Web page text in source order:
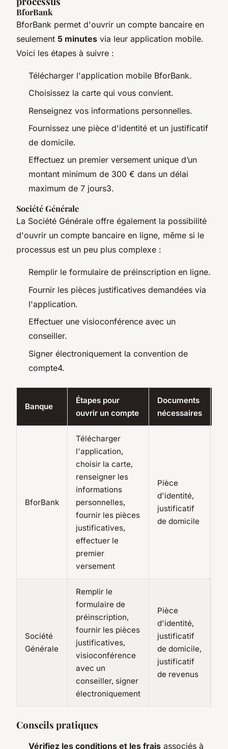
BforBank
BforBank permet d'ouvrir un compte bancaire en
seulement 5 minutes via leur application mobile.
Voici les étapes à suivre :
Télécharger l'application mobile BforBank.
Choisissez la carte qui vous convient.
Renseignez vos informations personnelles.
Fournissez une pièce d'identité et un justificatif
de domicile.
Effectuez un premier versement unique d’un
montant minimum de 300 € dans un délai
maximum de 7 jours3.
Société Générale
La Société Générale offre également la possibilité
d'ouvrir un compte bancaire en ligne, même si le
processus est un peu plus complexe :
Remplir le formulaire de préinscription en ligne.
Fournir les pièces justificatives demandées via
l'application.
Effectuer une visioconférence avec un
conseiller.
Signer électroniquement la convention de
compte4.
Banque
Étapes pour
ouvrir un compte
Documents
nécessaires
BforBank
Télécharger
l'application,
choisir la carte,
renseigner les
informations
personnelles,
fournir les pièces
justificatives,
effectuer le
premier
versement
Pièce
d'identité,
justificatif
de domicile
Société
Générale
Remplir le
formulaire de
préinscription,
fournir les pièces
justificatives,
visioconférence
avec un
conseiller, signer
électroniquement
Pièce
d'identité,
justificatif
de domicile,
justificatif
de revenus
Conseils pratiques
Vérifiez les conditions et les frais associés à